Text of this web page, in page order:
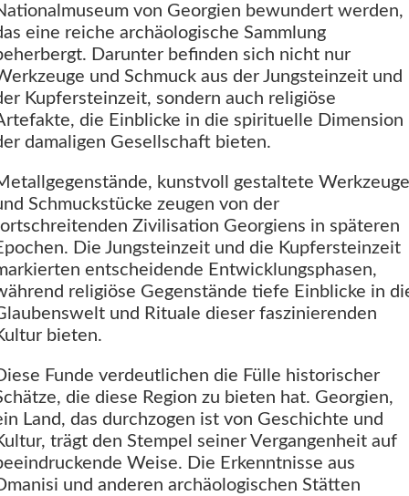
von Georgien bewundert werden,
eine reiche archäologische Sammlung
Darunter befinden sich nicht nur
und Schmuck aus der Jungsteinzeit und
Kupfersteinzeit, sondern auch religiöse
die Einblicke in die spirituelle Dimension
damaligen Gesellschaft bieten.
kunstvoll gestaltete Werkzeuge
Schmuckstücke zeugen von der
Zivilisation Georgiens in späteren
Die Jungsteinzeit und die Kupfersteinzeit
entscheidende Entwicklungsphasen,
religiöse Gegenstände tiefe Einblicke in
und Rituale dieser faszinierenden
bieten.
Funde verdeutlichen die Fülle historischer
die diese Region zu bieten hat. Georgien,
Land, das durchzogen ist von Geschichte und
trägt den Stempel seiner Vergangenheit auf
Weise. Die Erkenntnisse aus
und anderen archäologischen Stätten